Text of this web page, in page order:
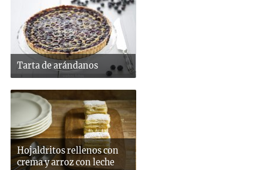
Tarta de arándanos
Hojaldritos rellenos con
crema y arroz con leche